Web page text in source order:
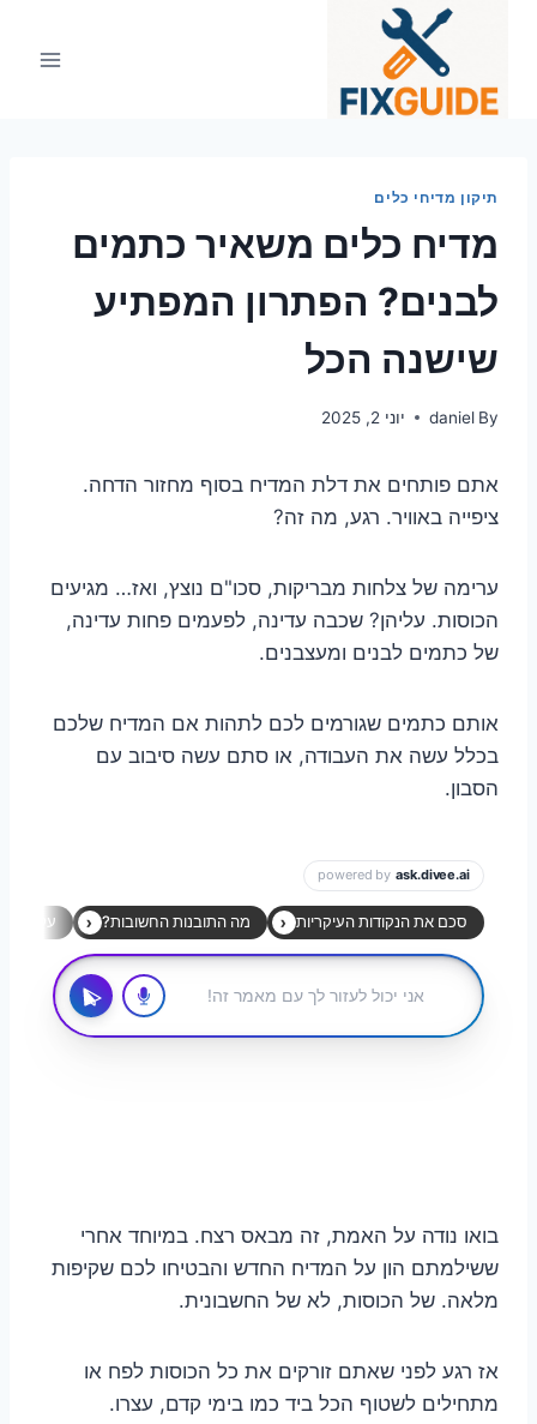
תיקון מדיחי כלים
מדיח כלים משאיר כתמים
לבנים? הפתרון המפתיע
שישנה הכל
By
daniel יוני 2, 2025
אתם פותחים את דלת המדיח בסוף מחזור הדחה.
ציפייה באוויר. רגע, מה זה?
ערימה של צלחות מבריקות, סכו"ם נוצץ, ואז… מגיעים
הכוסות. עליהן? שכבה עדינה, לפעמים פחות עדינה,
של כתמים לבנים ומעצבנים.
אותם כתמים שגורמים לכם לתהות אם המדיח שלכם
בכלל עשה את העבודה, או סתם עשה סיבוב עם
הסבון.
בואו נודה על האמת, זה מבאס רצח. במיוחד אחרי
ששילמתם הון על המדיח החדש והבטיחו לכם שקיפות
מלאה. של הכוסות, לא של החשבונית.
אז רגע לפני שאתם זורקים את כל הכוסות לפח או
מתחילים לשטוף הכל ביד כמו בימי קדם, עצרו.